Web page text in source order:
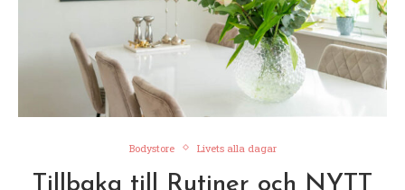
Bodystore Livets alla dagar
Tillbaka till Rutiner och NYTT